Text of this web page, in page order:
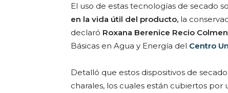
El uso de estas tecnologías de secado
en la vida útil del producto, la
declaró Roxana Berenice Recio
Básicas en Agua y Energía del Centro
Detalló que estos dispositivos de
charales, los cuales están cubiertos